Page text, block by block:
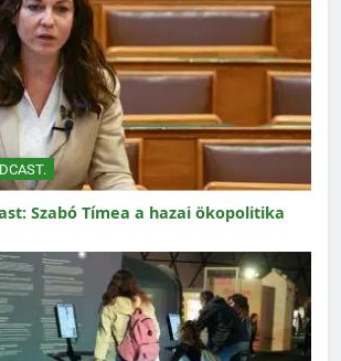
Szabó Tímea a hazai ökopolitika